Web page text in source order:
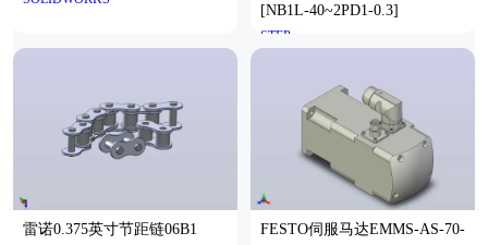
[NB1L-40~2PD1-0.3]
STEP
雷诺0.375英寸节距链06B1 FESTO伺服马达EMMS-AS-70-